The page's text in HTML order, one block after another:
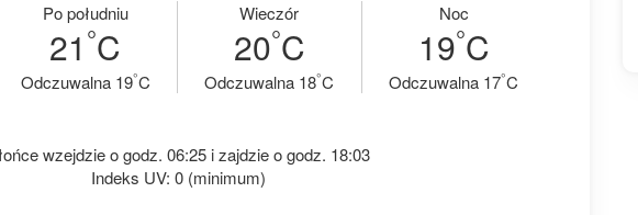
Po południu
21 °C
Odczuwalna 19°C
Wieczór
20°C
Odczuwalna 18°C
Noc
19°C
Odczuwalna 17°C
wzejdzie o godz. 06:25 i zajdzie o godz. 18:03
Indeks UV: 0 (minimum)